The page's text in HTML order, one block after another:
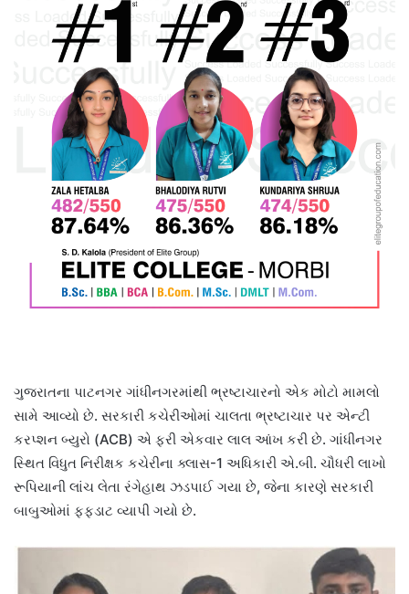
ગુજરાતના પાટનગર ગાંધીનગરમાંથી ભ્રષ્ટાચારનો એક મોટો મામલો
સામે આવ્યો છે. સરકારી કચેરીઓમાં ચાલતા ભ્રષ્ટાચાર પર એન્ટી
કરપ્શન બ્યુરો (ACB) એ ફરી એકવાર લાલ આંખ કરી છે. ગાંધીનગર
સ્થિત વિધુત નિરીક્ષક કચેરીના ક્લાસ-1 અધિકારી એ.બી. ચૌધરી લાખો
રૂપિયાની લાંચ લેતા રંગેહાથ ઝડપાઈ ગયા છે, જેના કારણે સરકારી
બાબુઓમાં ફફડાટ વ્યાપી ગયો છે.